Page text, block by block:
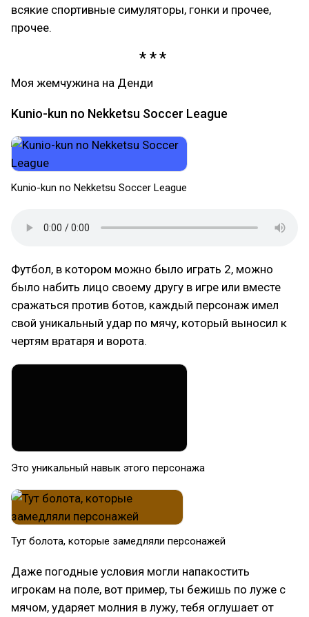
всякие спортивные симуляторы, гонки и прочее,
прочее.
Моя жемчужина на Денди
Kunio-kun no Nekketsu Soccer League
Kunio-kun no Nekketsu Soccer League
Футбол, в котором можно было играть 2, можно
было набить лицо своему другу в игре или вместе
сражаться против ботов, каждый персонаж имел
свой уникальный удар по мячу, который выносил к
чертям вратаря и ворота.
Это уникальный навык этого персонажа
Тут болота, которые замедляли персонажей
Даже погодные условия могли напакостить
игрокам на поле, вот пример, ты бежишь по луже с
мячом, ударяет молния в лужу, тебя оглушает от